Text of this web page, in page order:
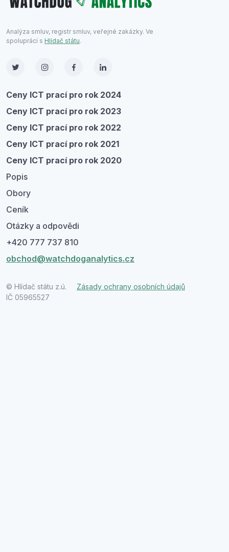
Analýza smluv, registr smluv, veřejné zakázky. Ve
spoluprácí s Hlídač státu.
Ceny ICT prací pro rok 2024
Ceny ICT prací pro rok 2023
Ceny ICT prací pro rok 2022
Ceny ICT prací pro rok 2021
Ceny ICT prací pro rok 2020
Popis
Obory
Ceník
Otázky a odpovědi
+420 777 737 810
obchod@watchdoganalytics.cz
© Hlídač státu z.ú. Zásady ochrany osobních údajů
IČ 05965527